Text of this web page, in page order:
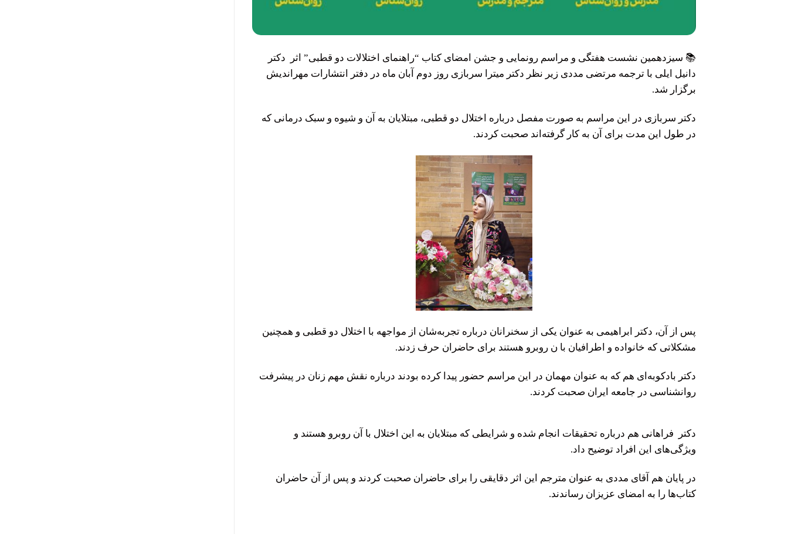
📚 سیزدهمین نشست هفتگی و مراسم رونمایی و جشن امضای کتاب “راهنمای اختلالات دو قطبی” اثر دکتر
دانیل ایلی با ترجمه مرتضی مددی زیر نظر دکتر میترا سربازی روز دوم آبان ماه در دفتر انتشارات مهراندیش
برگزار شد.
دکتر سربازی در این مراسم به صورت مفصل درباره اختلال دو قطبی، مبتلایان به آن و شیوه و سبک درمانی که
در طول این مدت برای آن به کار گرفته‌اند صحبت کردند.
پس از آن، دکتر ابراهیمی به عنوان یکی از سخنرانان درباره تجربه‌شان از مواجهه با اختلال دو قطبی و همچنین
مشکلاتی که خانواده و اطرافیان با ن روبرو هستند برای حاضران حرف زدند.
دکتر بادکوبه‌ای هم که به عنوان مهمان در این مراسم حضور پیدا کرده بودند درباره نقش مهم زنان در پیشرفت
روانشناسی در جامعه ایران صحبت کردند.
دکتر فراهانی هم درباره تحقیقات انجام شده و شرایطی که مبتلایان به این اختلال با آن روبرو هستند و
ویژگی‌های این افراد توضیح داد.
در پایان هم آقای مددی به عنوان مترجم این اثر دقایقی را برای حاضران صحبت کردند و پس از آن حاضران
کتاب‌ها را به امضای عزیزان رساندند.